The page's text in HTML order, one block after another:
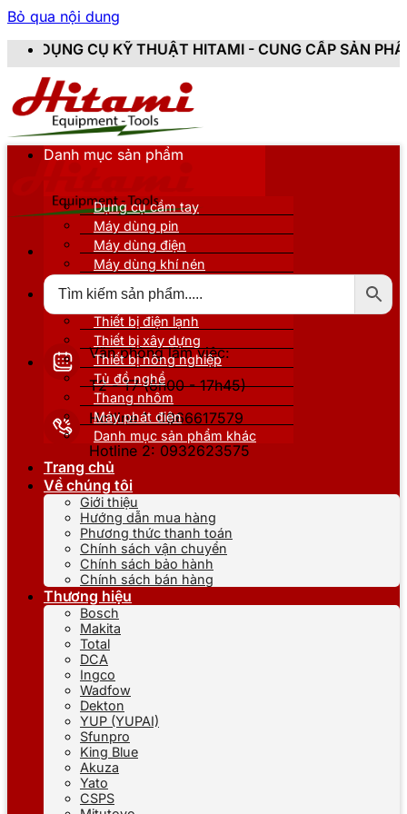
Bỏ qua nội dung
HITAMI - CUNG CẤP SẢN PHẨM CHÍNH HÃNG, MỚI
Văn phòng làm việc:
T2 - T7 (8h00 - 17h45)
Hotline 1: 0866617579
Hotline 2: 0932623575
Danh mục sản phẩm
Dụng cụ cầm tay
Máy dùng pin
Máy dùng điện
Máy dùng khí nén
Thiết bị nâng đỡ
Thiết bị điện lạnh
Thiết bị xây dựng
Thiết bị nông nghiệp
Tủ đồ nghề
Thang nhôm
Máy phát điện
Danh mục sản phẩm khác
Trang chủ
Về chúng tôi
Giới thiệu
Hướng dẫn mua hàng
Phương thức thanh toán
Chính sách vận chuyển
Chính sách bảo hành
Chính sách bán hàng
Thương hiệu
Bosch
Makita
Total
DCA
Ingco
Wadfow
Dekton
YUP (YUPAI)
Sfunpro
King Blue
Akuza
Yato
CSPS